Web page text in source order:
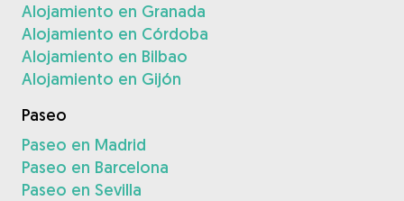
Alojamiento en Granada
Alojamiento en Córdoba
Alojamiento en Bilbao
Alojamiento en Gijón
Paseo
Paseo en Madrid
Paseo en Barcelona
Paseo en Sevilla